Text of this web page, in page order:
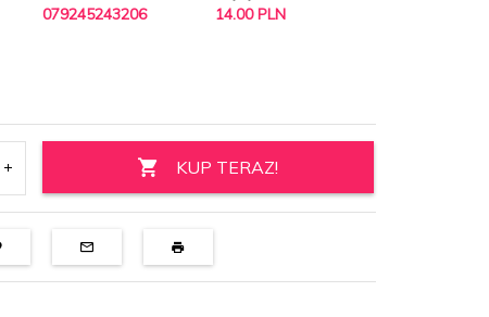
079245243206
14.00 PLN
KUP TERAZ!